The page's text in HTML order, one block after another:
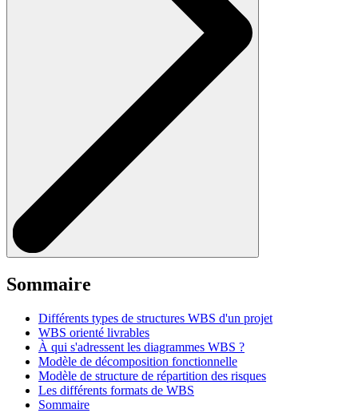
Sommaire
Différents types de structures WBS d'un projet
WBS orienté livrables
À qui s'adressent les diagrammes WBS ?
Modèle de décomposition fonctionnelle
Modèle de structure de répartition des risques
Les différents formats de WBS
Sommaire